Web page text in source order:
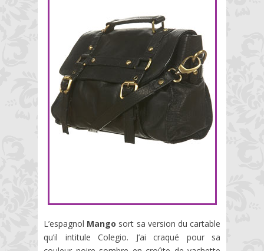
L’espagnol Mango sort sa version du cartable
qu’il intitule Colegio. J’ai craqué pour sa